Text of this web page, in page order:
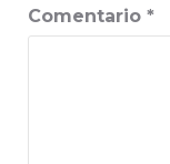
Comentario *